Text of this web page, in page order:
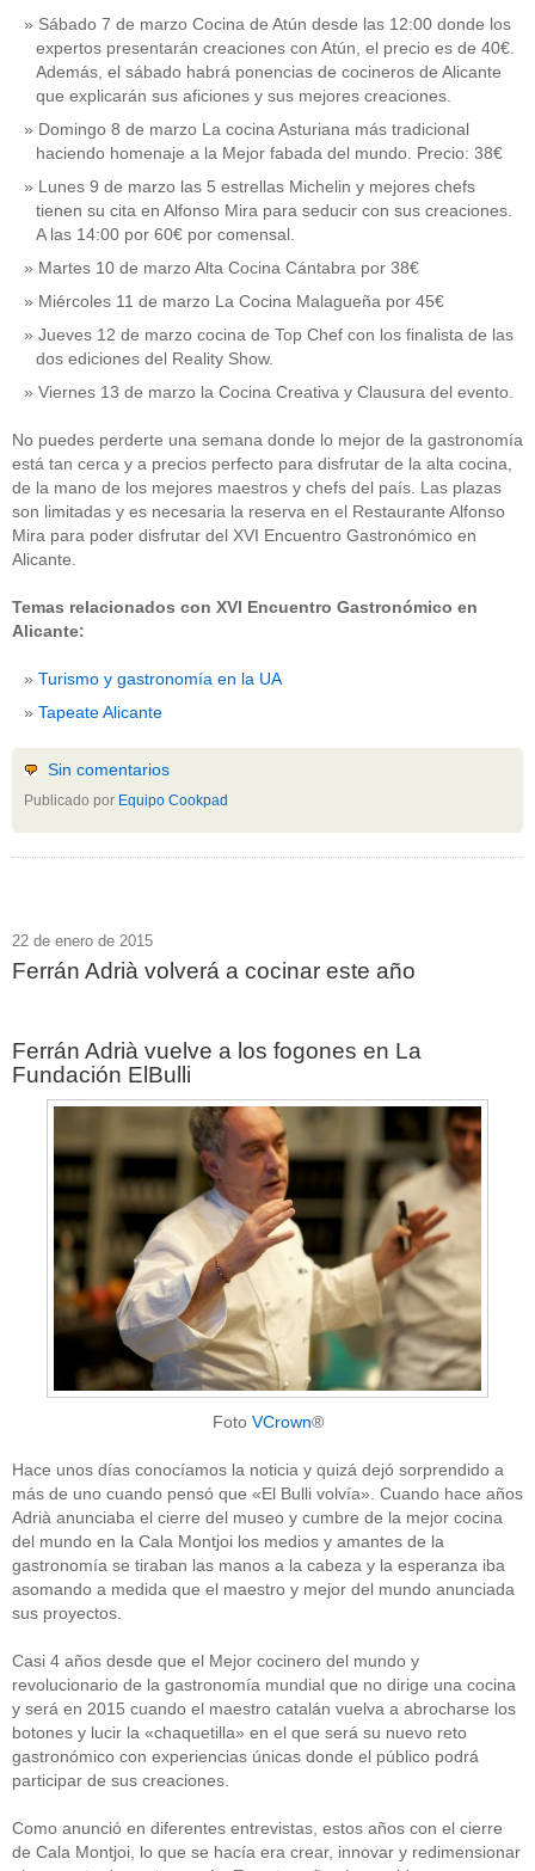
Sábado 7 de marzo Cocina de Atún desde las 12:00 donde los
expertos presentarán creaciones con Atún, el precio es de 40€.
Además, el sábado habrá ponencias de cocineros de Alicante
que explicarán sus aficiones y sus mejores creaciones.
Domingo 8 de marzo La cocina Asturiana más tradicional
haciendo homenaje a la Mejor fabada del mundo. Precio: 38€
Lunes 9 de marzo las 5 estrellas Michelin y mejores chefs
tienen su cita en Alfonso Mira para seducir con sus creaciones.
A las 14:00 por 60€ por comensal.
Martes 10 de marzo Alta Cocina Cántabra por 38€
Miércoles 11 de marzo La Cocina Malagueña por 45€
Jueves 12 de marzo cocina de Top Chef con los finalista de las
dos ediciones del Reality Show.
Viernes 13 de marzo la Cocina Creativa y Clausura del evento.
No puedes perderte una semana donde lo mejor de la gastronomía
está tan cerca y a precios perfecto para disfrutar de la alta cocina,
de la mano de los mejores maestros y chefs del país. Las plazas
son limitadas y es necesaria la reserva en el Restaurante Alfonso
Mira para poder disfrutar del XVI Encuentro Gastronómico en
Alicante.
Temas relacionados con XVI Encuentro Gastronómico en
Alicante:
Turismo y gastronomía en la UA
Tapeate Alicante
Sin comentarios
Publicado por Equipo Cookpad
22 de enero de 2015
Ferrán Adrià volverá a cocinar este año
Ferrán Adrià vuelve a los fogones en La
Fundación ElBulli
Foto VCrown®
Hace unos días conocíamos la noticia y quizá dejó sorprendido a
más de uno cuando pensó que «El Bulli volvía». Cuando hace años
Adrià anunciaba el cierre del museo y cumbre de la mejor cocina
del mundo en la Cala Montjoi los medios y amantes de la
gastronomía se tiraban las manos a la cabeza y la esperanza iba
asomando a medida que el maestro y mejor del mundo anunciada
sus proyectos.
Casi 4 años desde que el Mejor cocinero del mundo y
revolucionario de la gastronomía mundial que no dirige una cocina
y será en 2015 cuando el maestro catalán vuelva a abrocharse los
botones y lucir la «chaquetilla» en el que será su nuevo reto
gastronómico con experiencias únicas donde el público podrá
participar de sus creaciones.
Como anunció en diferentes entrevistas, estos años con el cierre
de Cala Montjoi, lo que se hacía era crear, innovar y redimensionar